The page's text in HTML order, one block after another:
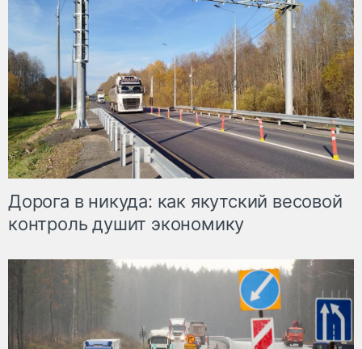
Дорога в никуда: как якутский весовой
контроль душит экономику